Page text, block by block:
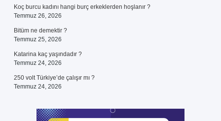
Koç burcu kadını hangi burç erkeklerden hoşlanır ?
Temmuz 26, 2026
Bitüm ne demektir ?
Temmuz 25, 2026
Katarina kaç yaşındadır ?
Temmuz 24, 2026
250 volt Türkiye’de çalışır mı ?
Temmuz 24, 2026